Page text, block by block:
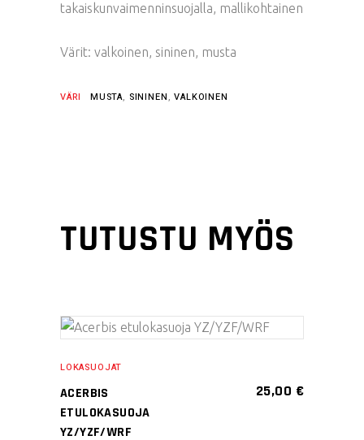
takaiskunvaimenninsuojalla, mallikohtainen
Värit: valkoinen, sininen, musta
VÄRI MUSTA, SININEN,VALKOINEN
TUTUSTU MYÖS
Tällä
on
LOKASUOJAT
ACERBIS
ETULOKASUOJA
YZ/YZF/WRF
25,00 €